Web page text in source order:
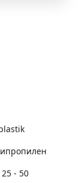
25 - 50